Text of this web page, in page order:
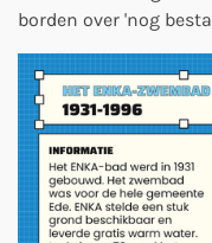
borden over 'nog